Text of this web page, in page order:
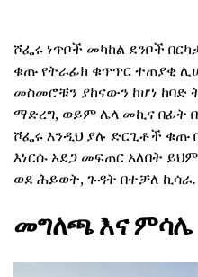
ሾፌሩ ነጥቦች መካከል ደንቦች
ቁጡ የትራፊክ ቁጥጥር ተጠያቂ
መስመሮቹን ያከናውን ከሆነ ከባድ
ማድረግ, ወይም ሌላ መኪና በፊት
ሾፌሩ እንዲህ ያሉ ድርጊቶች ቁጡ
እነርሱ አደጋ መፍጠር አለበት
ወደ ሕይወት, ጉዳት በተቻለ ኪሳራ.
መግለጫ እና ምሳሌ